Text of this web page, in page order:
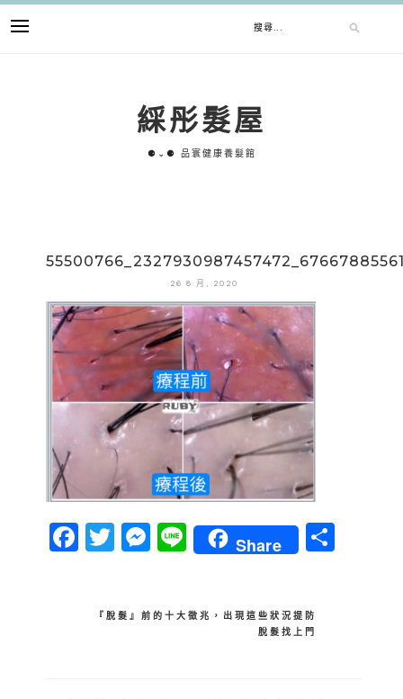
關
綵彤髮屋
⚈⌄⚈ 品寰健康養髮館
26 8 月, 2020
Facebook
Twitter
Messenger
LineShare
分
『脫髮』前的十大徵兆，出現這些狀況提防
脫髮找上門